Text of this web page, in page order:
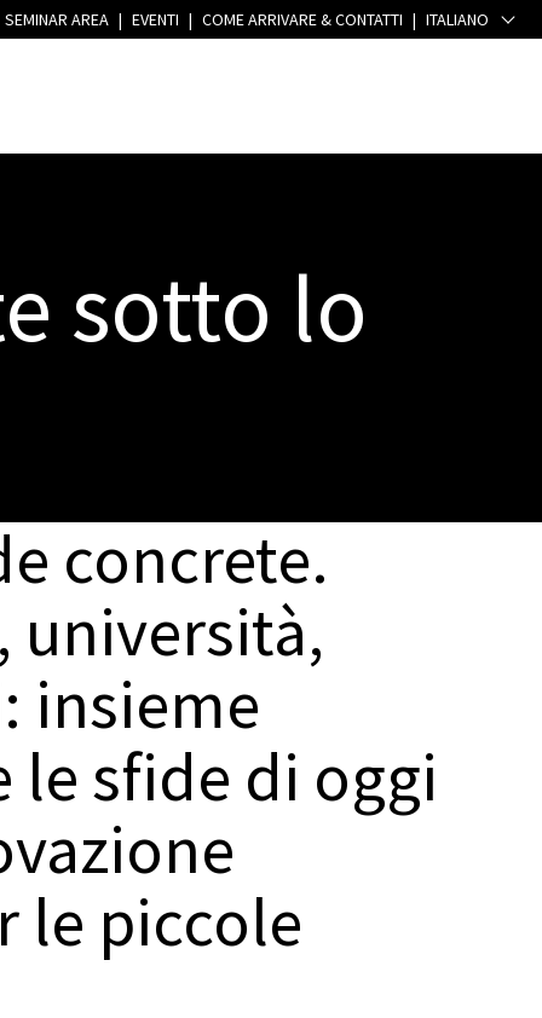
SEMINAR AREA | EVENTI | COME ARRIVARE & CONTATTI | ITALIANO
sotto lo
concrete.
università,
insieme
sfide di oggi
le piccole